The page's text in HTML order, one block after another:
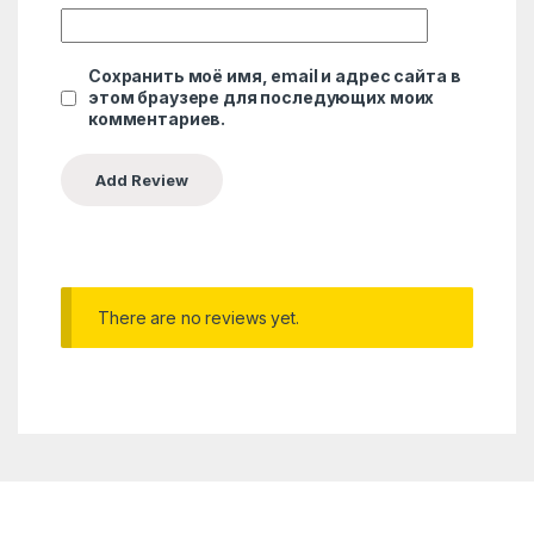
Сохранить моё имя, email и адрес сайта в
этом браузере для последующих моих
комментариев.
There are no reviews yet.